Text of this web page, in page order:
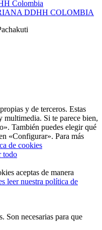
Colombia
DDHH COLOMBIA
y de terceros. Estas
multimedia. Si te parece bien,
También puedes elegir qué
«Configurar». Para más
de cookies
todo
aceptas de manera
leer nuestra política de
Son necesarias para que